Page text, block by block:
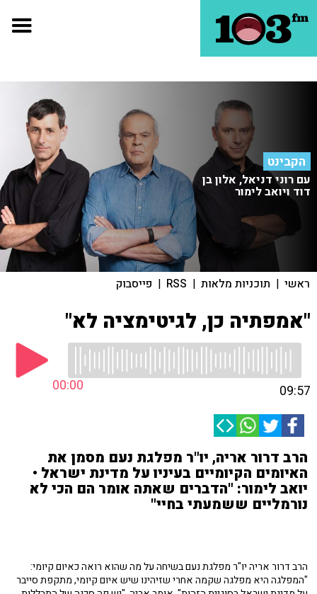
הקבינט
עם רוני דניאל, אלון בן
דוד ויואב לימור
ראשי | תוכניות מלאות |
RSS
| פייסבוק
"אמפתיה כן, לגיטימציה לא"
00:00 09:57
הרב דרור אריה, יו"ר מפלגת נעם מסמן את
האיומים הקיומיים בעיניו על מדינת ישראל •
יואב לימור: "הדברים שאתה אומר הם הכי לא
נורמליים ששמעתי בחיי"
הרב דרור אריה יו"ר מפלגת נעם בשיחה על מה שהוא רואה כאיום קיומי:
"המפלגה היא מפלגה שקמה אחרי שזיהינו שיש איום קיומי, מתקפת סייבר